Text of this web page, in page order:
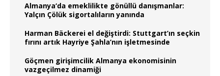
Almanya‘da emeklilikte gönüllü danışmanlar:
Yalçın Çölük sigortalıların yanında
Harman Bäckerei el değiştirdi: Stuttgart’ın seçkin
fırını artık Hayriye Şahla’nın işletmesinde
Göçmen girişimcilik Almanya ekonomisinin
vazgeçilmez dinamiği